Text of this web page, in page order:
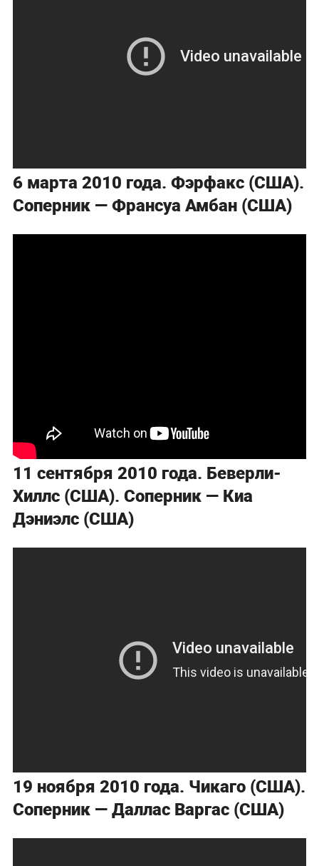
6 марта 2010 года. Фэрфакс (США).
Соперник — Франсуа Амбан (США)
11 сентября 2010 года. Беверли-
Хиллс (США). Соперник — Киа
Дэниэлс (США)
19 ноября 2010 года. Чикаго (США).
Соперник — Даллас Варгас (США)